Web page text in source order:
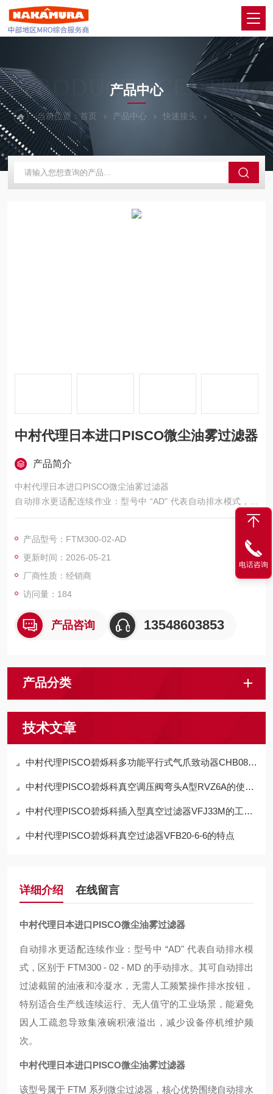
PRODUCTS CENTER
产品中心
当前位置：首页 产品中心 快速接头 PISCO碧烁科
中村代理日本进口PISCO微尘油雾过滤器
产品简介
中村代理日本进口PISCO微尘油雾过滤器
自动排水更适配连续作业：型号中 “AD" 代表自动排水模式，区
别于 FTM300 - 02 - MD 的手动排水。其可自动排出过滤截留的
油液和冷凝水，无需人工频繁操作排水按钮，特别适合生产线连
续运行、无人值守的工业场景，能避免因人工疏忽导致集液碗积
液溢出，减少设备停机维护频次。
产品型号：FTM300-02-AD
更新时间：2026-05-21
厂商性质：经销商
访问量：184
产品咨询 13548603853
产品分类
技术文章
中村代理PISCO碧烁科多功能平行式气爪致动器CHB08-D特点
中村代理PISCO碧烁科真空调压阀弯头A型RVZ6A的使用方法
中村代理PISCO碧烁科插入型真空过滤器VFJ33M的工作原理
中村代理PISCO碧烁科真空过滤器VFB20-6-6的特点
详细介绍 在线留言
中村代理日本进口PISCO微尘油雾过滤器
自动排水更适配连续作业：型号中 “AD" 代表自动排水模
式，区别于 FTM300 - 02 - MD 的手动排水。其可自动排出
过滤截留的油液和冷凝水，无需人工频繁操作排水按钮，
特别适合生产线连续运行、无人值守的工业场景，能避免
因人工疏忽导致集液碗积液溢出，减少设备停机维护频
次。
中村代理日本进口PISCO微尘油雾过滤器
该型号属于 FTM 系列微尘过滤器，核心优势围绕自动排水
电话咨询